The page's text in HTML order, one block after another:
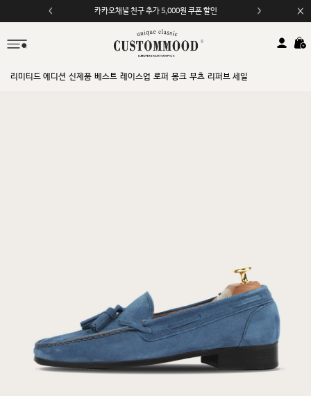
카카오채널 친구 추가 5,000원 쿠폰 할인
모바일 앱 자동 2,000원 할인
리미티드 에디션 신제품 베스트 레이스업 로퍼 몽크 부츠 리퍼브 세일